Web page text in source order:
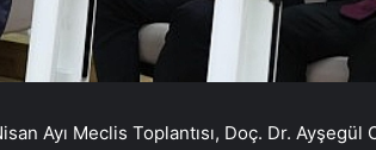
Ayı Meclis Toplantısı, Doç. Dr. Ayşegül